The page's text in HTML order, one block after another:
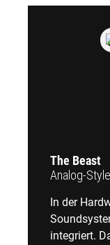
The Beast
Analog-
In der
integriert.